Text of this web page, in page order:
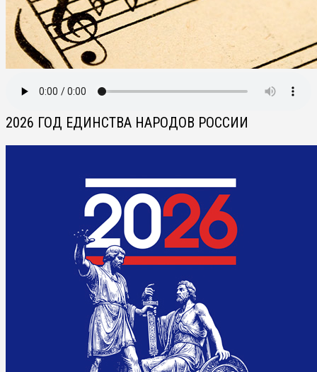
2026 ГОД ЕДИНСТВА НАРОДОВ РОССИИ